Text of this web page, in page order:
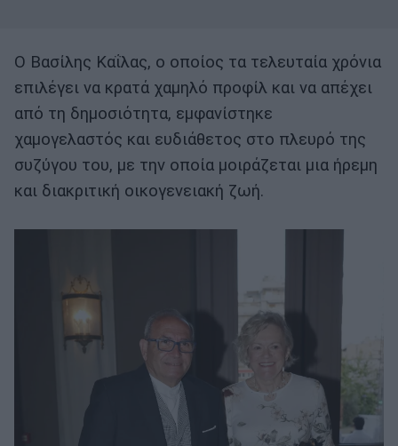
Ο Βασίλης Καΐλας, ο οποίος τα τελευταία χρόνια
επιλέγει να κρατά χαμηλό προφίλ και να απέχει
από τη δημοσιότητα, εμφανίστηκε
χαμογελαστός και ευδιάθετος στο πλευρό της
συζύγου του, με την οποία μοιράζεται μια ήρεμη
και διακριτική οικογενειακή ζωή.